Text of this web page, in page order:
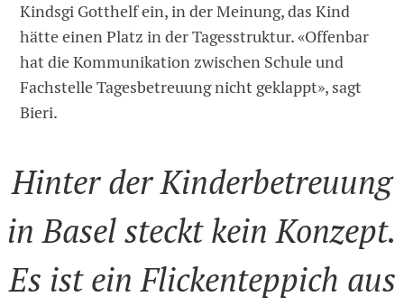
Kindsgi Gotthelf ein, in der Meinung, das Kind
hätte einen Platz in der Tagesstruktur. «Offenbar
hat die Kommunikation zwischen Schule und
Fachstelle Tagesbetreuung nicht geklappt», sagt
Bieri.
Hinter der Kinderbetreuung
in Basel steckt kein Konzept.
Es ist ein Flickenteppich aus